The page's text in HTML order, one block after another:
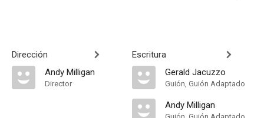
Dirección
Andy Milligan
Director
Escritura
Gerald Jacuzzo
Guión, Guión Adaptado
Andy Milligan